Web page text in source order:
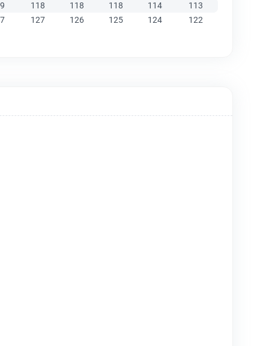
118 118 118 114
113
127 126 125 124 122